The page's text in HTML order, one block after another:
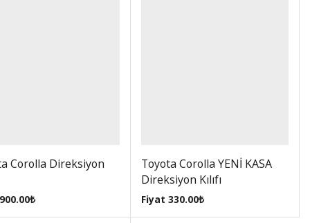
Corolla Direksiyon
900.00₺
Toyota Corolla YENİ KASA
Direksiyon Kılıfı
Fiyat 330.00₺